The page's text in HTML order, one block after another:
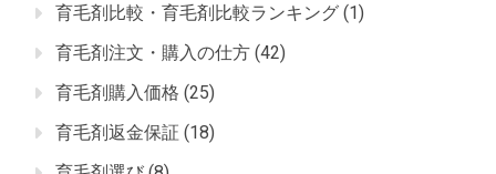
育毛剤比較・育毛剤比較ランキング (1)
育毛剤注文・購入の仕方 (42)
育毛剤購入価格 (25)
育毛剤返金保証 (18)